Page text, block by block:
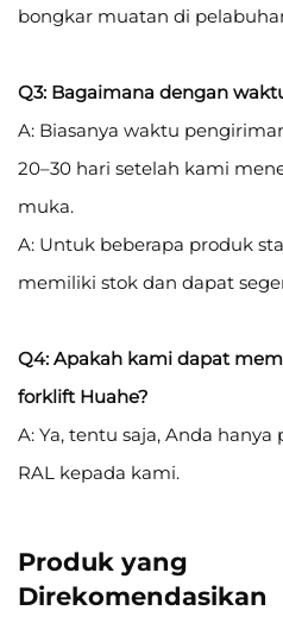
bongkar muatan di
Q3: Bagaimana dengan
A: Biasanya waktu
20–30 hari setelah kami
muka.
A: Untuk beberapa produk
memiliki stok dan dapat
Q4: Apakah kami dapat
forklift Huahe?
A: Ya, tentu saja, Anda
RAL kepada kami.
Produk yang
Direkomendasikan